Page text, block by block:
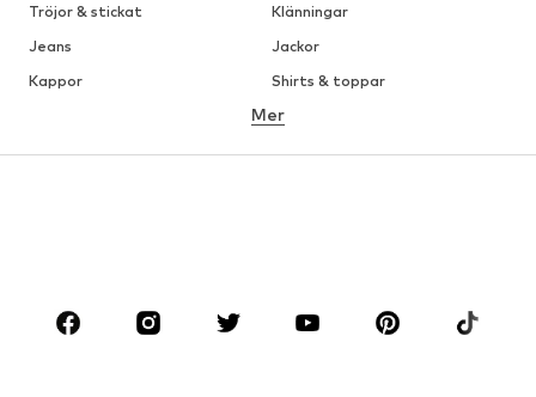
Tröjor & stickat
Klänningar
Jeans
Jackor
Kappor
Shirts & toppar
Underkläder
Premium
Mer